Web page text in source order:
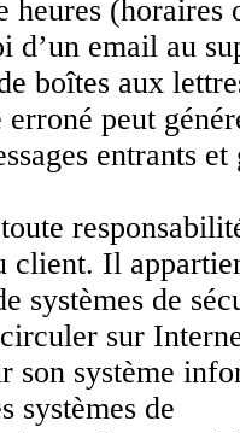
heures
d’un email au
boîtes aux
erroné peut
entrants
client. Il
systèmes de
sur
son système
systèmes de